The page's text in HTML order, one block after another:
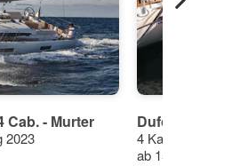
Cab. - Murter
2023
Dufour
4 Kabinen | 10
ab 1508€ pro